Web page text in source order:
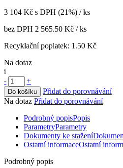
3 104 Kč s DPH (21%) / ks
bez DPH 2 565.50 Kč / ks
Recyklační poplatek: 1.50 Kč
Na dotaz
i
-
+
Do košíku
Přidat do porovnávání
Na dotaz Přidat do porovnávání
Podrobný popisPopis
ParametryParametry
Dokumenty ke stažení
Ostatní informaceOstatní
Podrobný popis